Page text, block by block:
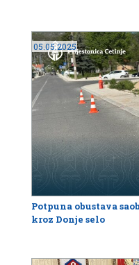
05.05.2025
Potpuna obustava
kroz Donje selo